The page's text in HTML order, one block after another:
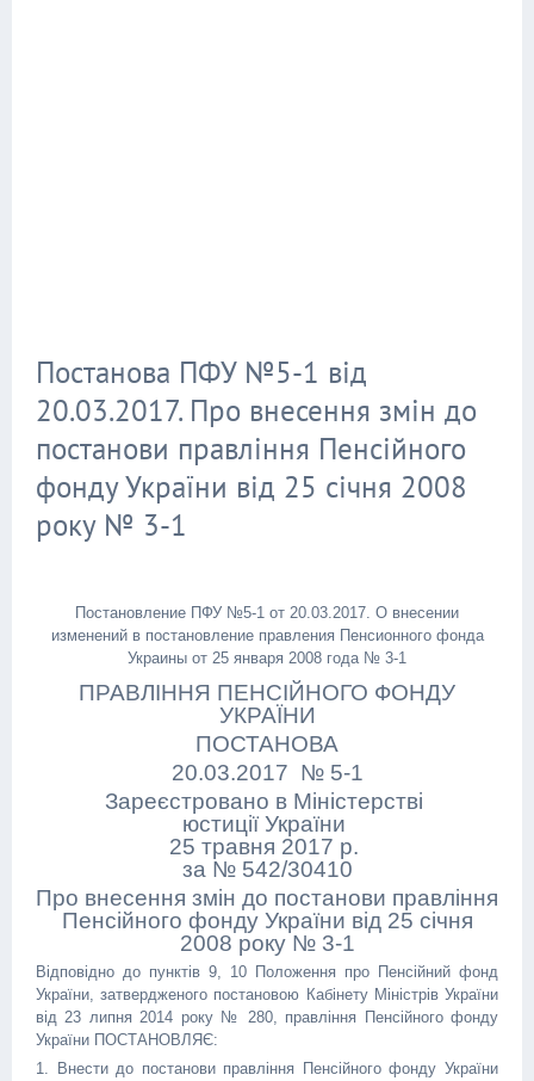
Постанова ПФУ №5-1 від
20.03.2017. Про внесення змін до
постанови правління Пенсійного
фонду України від 25 січня 2008
року № 3-1
Постановление ПФУ №5-1 от 20.03.2017. О внесении
изменений в постановление правления Пенсионного фонда
Украины от 25 января 2008 года № 3-1
ПРАВЛІННЯ ПЕНСІЙНОГО ФОНДУ
УКРАЇНИ
ПОСТАНОВА
20.03.2017 № 5-1
Зареєстровано в Міністерстві
юстиції України
25 травня 2017 р.
за № 542/30410
Про внесення змін до постанови правління
Пенсійного фонду України від 25 січня
2008 року № 3-1
Відповідно до пунктів 9, 10 Положення про Пенсійний фонд
України, затвердженого постановою Кабінету Міністрів України
від 23 липня 2014 року № 280, правління Пенсійного фонду
України ПОСТАНОВЛЯЄ:
1. Внести до постанови правління Пенсійного фонду України